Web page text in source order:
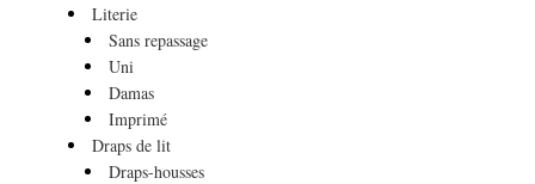
Literie
Sans repassage
Uni
Damas
Imprimé
Draps de lit
Draps-housses